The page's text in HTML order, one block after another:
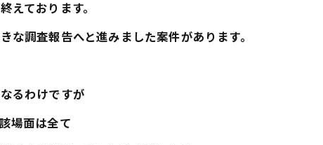
えております。
な調査報告へと進みました案件があります。
るわけですが
場面は全て